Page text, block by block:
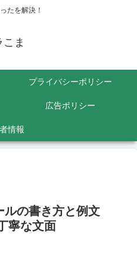
たを解決！
こま
プライバシーポリシー
広告ポリシー
情報
の書き方と例文
寧な文面